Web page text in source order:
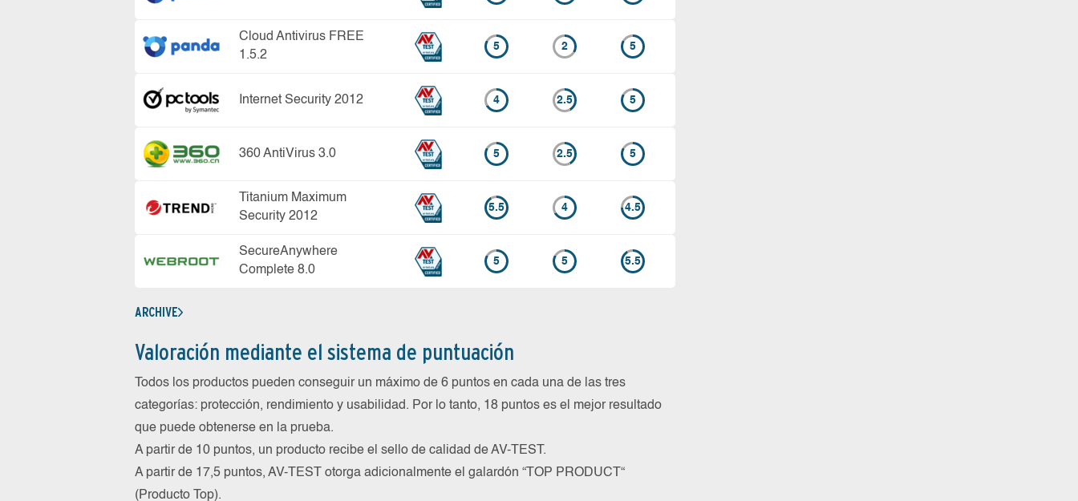
Cloud Antivirus FREE
1.5.2
5 2 5
Internet Security 2012 4 2.5 5
360 AntiVirus 3.0 5 2.5 5
Titanium Maximum
Security 2012
5.5 4 4.5
SecureAnywhere
Complete 8.0
5 5 5.5
ARCHIVE
Valoración mediante el sistema de puntuación
Todos los productos pueden conseguir un máximo de 6 puntos en cada una de las tres
categorías: protección, rendimiento y usabilidad. Por lo tanto, 18 puntos es el mejor resultado
que puede obtenerse en la prueba.
A partir de 10 puntos, un producto recibe el sello de calidad de AV-TEST.
A partir de 17,5 puntos, AV-TEST otorga adicionalmente el galardón “TOP PRODUCT“
(Producto Top).